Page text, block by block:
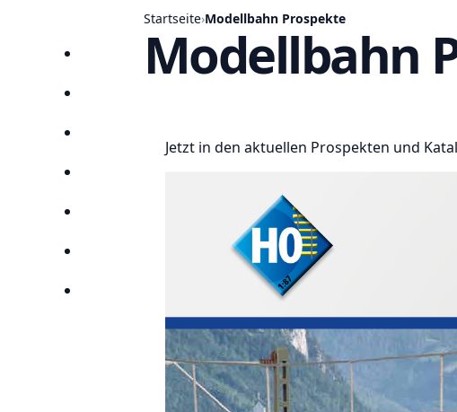
Startseite
Startseite›Modellbahn Prospekte
Modellbahn
Jetzt in den aktuellen Prospekten und